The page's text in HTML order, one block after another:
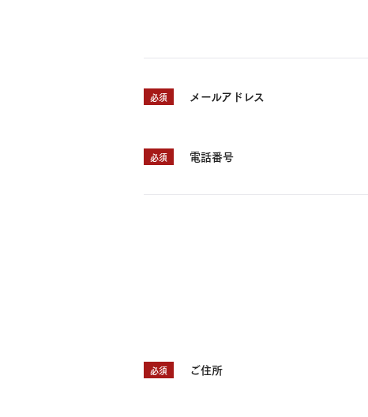
必須 メールアドレス
必須 電話番号
必須 ご住所